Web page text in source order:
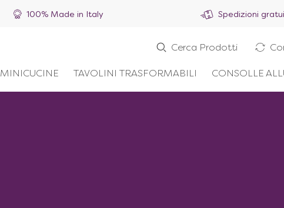
100% Made in Italy Spedizioni
MINICUCINE TAVOLINI TRASFORMABILI CONSOLLE
Cerca Prodotti